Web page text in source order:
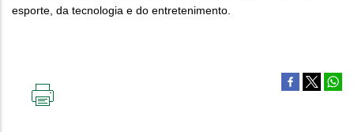
esporte, da tecnologia e do entretenimento.